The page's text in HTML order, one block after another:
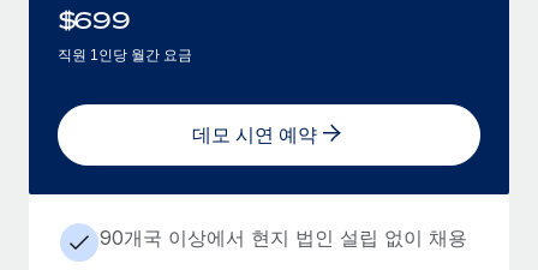
$699
직원 1인당 월간 요금
데모 시연 예약
90개국 이상에서 현지 법인 설립 없이 채용